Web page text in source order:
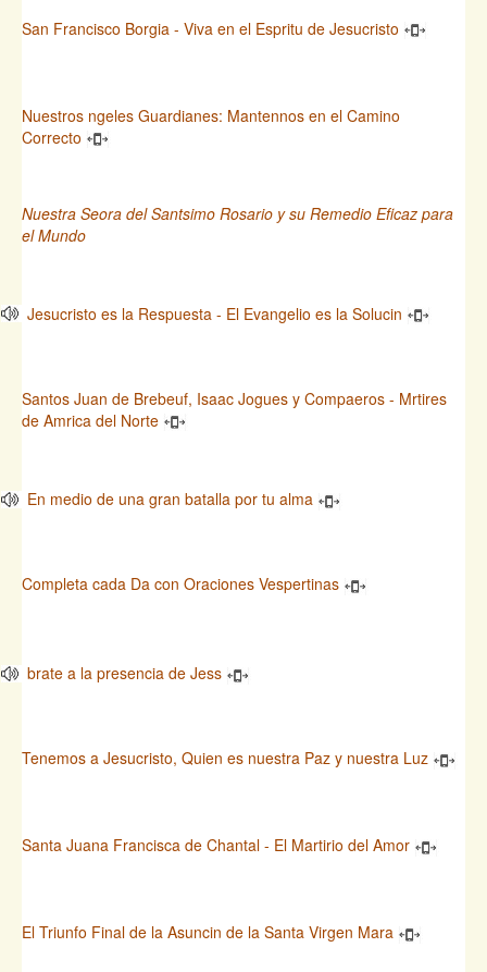
San Francisco Borgia - Viva en el Espritu de Jesucristo
Nuestros ngeles Guardianes: Mantennos en el Camino
Correcto
Nuestra Seora del Santsimo Rosario y su Remedio Eficaz para
el Mundo
Jesucristo es la Respuesta - El Evangelio es la Solucin
Santos Juan de Brebeuf, Isaac Jogues y Compaeros - Mrtires
de Amrica del Norte
En medio de una gran batalla por tu alma
Completa cada Da con Oraciones Vespertinas
brate a la presencia de Jess
Tenemos a Jesucristo, Quien es nuestra Paz y nuestra Luz
Santa Juana Francisca de Chantal - El Martirio del Amor
El Triunfo Final de la Asuncin de la Santa Virgen Mara